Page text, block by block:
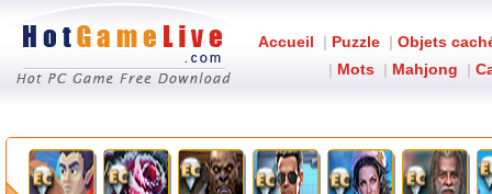
Accueil | Puzzle | Objets
| Mots | Mahjong |